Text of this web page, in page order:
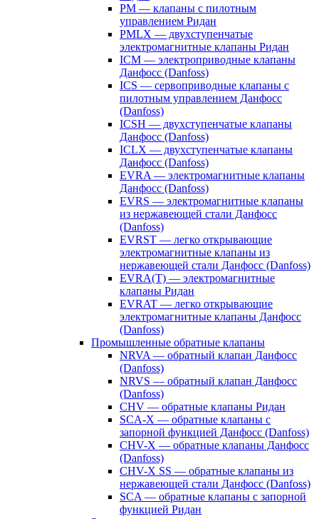
PM — клапаны с пилотным
управлением Ридан
PMLX — двухступенчатые
электромагнитные клапаны Ридан
ICM — электроприводные клапаны
Данфосс (Danfoss)
ICS — сервоприводные клапаны с
пилотным управлением Данфосс
(Danfoss)
ICSH — двухступенчатые клапаны
Данфосс (Danfoss)
ICLX — двухступенчатые клапаны
Данфосс (Danfoss)
EVRA — электромагнитные клапаны
Данфосс (Danfoss)
EVRS — электромагнитные клапаны
из нержавеющей стали Данфосс
(Danfoss)
EVRST — легко открывающие
электромагнитные клапаны из
нержавеющей стали Данфосс (Danfoss)
EVRA(T) — электромагнитные
клапаны Ридан
EVRAT — легко открывающие
электромагнитные клапаны Данфосс
(Danfoss)
Промышленные обратные клапаны
NRVA — обратный клапан Данфосс
(Danfoss)
NRVS — обратный клапан Данфосс
(Danfoss)
CHV — обратные клапаны Ридан
SCA-X — обратные клапаны с
запорной функцией Данфосс (Danfoss)
CHV-X — обратные клапаны Данфосс
(Danfoss)
CHV-X SS — обратные клапаны из
нержавеющей стали Данфосс (Danfoss)
SCA — обратные клапаны с запорной
функцией Ридан